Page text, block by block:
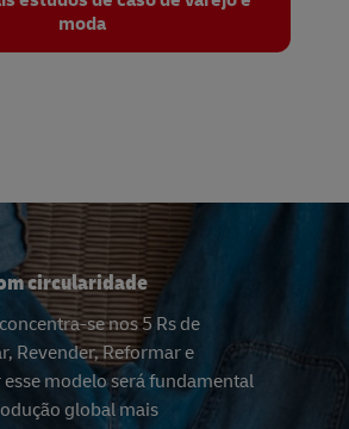
moda
circularidade
se nos 5 Rs de
Revender, Reformar e
esse modelo será fundamental
global mais